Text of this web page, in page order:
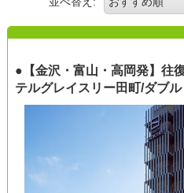
●【金沢・富山・高岡発】往
テルグレイスリー田町/ダブル